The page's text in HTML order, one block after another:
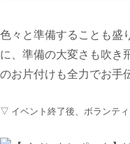
色々と準備することも盛
に、準備の大変さも吹き
のお片付けも全力でお手
▽ イベント終了後、ボランテ